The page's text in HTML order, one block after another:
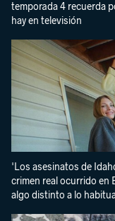
temporada 4 recuerda
hay en televisión
'Los asesinatos de
crimen real ocurrido en
algo distinto a lo